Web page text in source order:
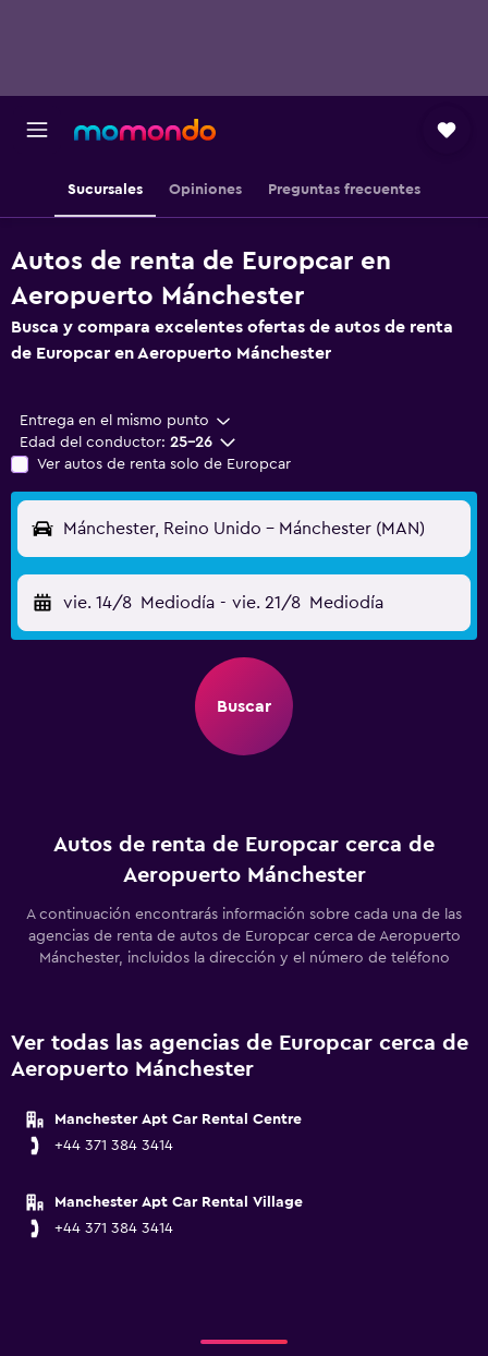
Sucursales Opiniones Preguntas frecuentes
Autos de renta de Europcar en
Aeropuerto Mánchester
Busca y compara excelentes ofertas de autos de renta
de Europcar en Aeropuerto Mánchester
Entrega en el mismo punto
Edad del conductor: 25-26
Ver autos de renta solo de Europcar
Mánchester, Reino Unido - Mánchester (MAN)
vie. 14/8 Mediodía - vie. 21/8 Mediodía
Buscar
Autos de renta de Europcar cerca de
Aeropuerto Mánchester
A continuación encontrarás información sobre cada una de las
agencias de renta de autos de Europcar cerca de Aeropuerto
Mánchester, incluidos la dirección y el número de teléfono
Ver todas las agencias de Europcar cerca de
Aeropuerto Mánchester
Manchester Apt Car Rental Centre
+44 371 384 3414
Manchester Apt Car Rental Village
+44 371 384 3414